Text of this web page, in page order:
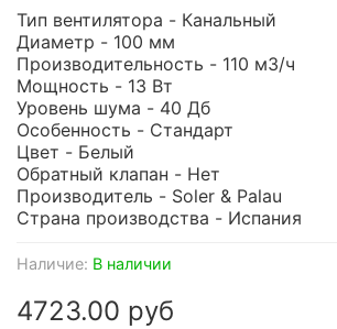
Наличие: В наличии
4723.00 руб
Тип вентилятора - Канальный
Диаметр - 100 мм
Производительность - 110 м3/ч
Мощность - 13 Вт
Уровень шума - 40 Дб
Особенность - Стандарт
Цвет - Белый
Обратный клапан - Нет
Производитель - Soler & Palau
Страна производства - Испания